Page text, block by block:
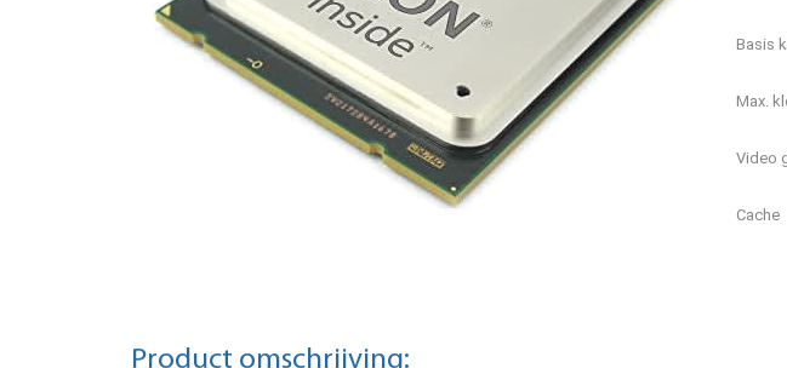
Basis
Max.
Video
Cache
Product omschrijving: